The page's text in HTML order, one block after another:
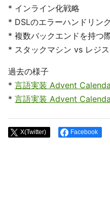
* インライン化戦略
* DSLのエラーハンドリン
* 複数バックエンドを持つ
* スタックマシン vs レジ
過去の様子
* 言語実装 Advent
* 言語実装 Advent
X(Twitter) Facebook